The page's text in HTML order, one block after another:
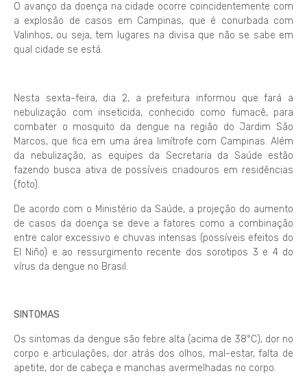
O avanço da doença na cidade ocorre coincidentemente com
a explosão de casos em Campinas, que é conurbada com
Valinhos, ou seja, tem lugares na divisa que não se sabe em
qual cidade se está.
Nesta sexta-feira, dia 2, a prefeitura informou que fará a
nebulização com inseticida, conhecido como fumacê, para
combater o mosquito da dengue na região do Jardim São
Marcos, que fica em uma área limítrofe com Campinas. Além
da nebulização, as equipes da Secretaria da Saúde estão
fazendo busca ativa de possíveis criadouros em residências
(foto).
De acordo com o Ministério da Saúde, a projeção do aumento
de casos da doença se deve a fatores como a combinação
entre calor excessivo e chuvas intensas (possíveis efeitos do
El Niño) e ao ressurgimento recente dos sorotipos 3 e 4 do
vírus da dengue no Brasil.
SINTOMAS
Os sintomas da dengue são febre alta (acima de 38°C), dor no
corpo e articulações, dor atrás dos olhos, mal-estar, falta de
apetite, dor de cabeça e manchas avermelhadas no corpo.